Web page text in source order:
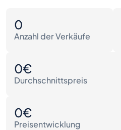
0
Anzahl der Verkäufe
0€
Durchschnittspreis
0€
Preisentwicklung